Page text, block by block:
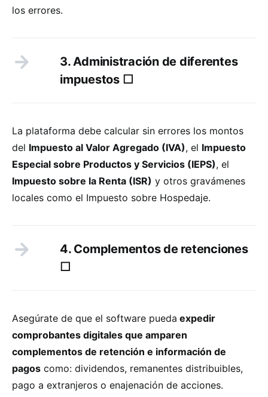
los errores.
3. Administración de diferentes
impuestos ☐
La plataforma debe calcular sin errores los montos
del Impuesto al Valor Agregado (IVA), el Impuesto
Especial sobre Productos y Servicios (IEPS), el
Impuesto sobre la Renta (ISR) y otros gravámenes
locales como el Impuesto sobre Hospedaje.
4. Complementos de retenciones
☐
Asegúrate de que el software pueda expedir
comprobantes digitales que amparen
complementos de retención e información de
pagos como: dividendos, remanentes distribuibles,
pago a extranjeros o enajenación de acciones.